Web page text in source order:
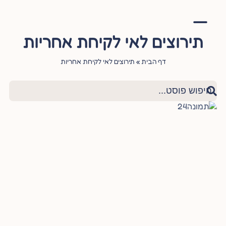
תירוצים לאי לקיחת אחריות
דף הבית » תירוצים לאי לקיחת אחריות